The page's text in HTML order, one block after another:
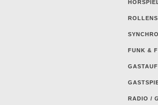
FUNK &
RADIO /